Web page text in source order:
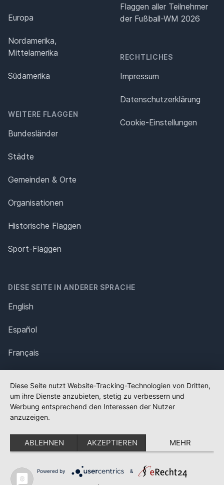
Europa
Nordamerika,
Mittelamerika
Südamerika
WEITERE FLAGGEN
Bundesländer
Städte
Gemeinden & Orte
Organisationen
Historische Flaggen
Sport-Flaggen
Flaggen aller Teilnehmer
der Fußball-WM 2026
RECHTLICHES
Impressum
Datenschutz­erklärung
Cookie-Einstellungen
DIESE SEITE IN ANDERER SPRACHE
English
Español
Français
Polska
Português
Nederlands
Svenska
Diese Seite nutzt Website-Tracking-Technologien von Dritten,
um ihre Dienste anzubieten, stetig zu verbessern und
Werbung entsprechend den Interessen der Nutzer
anzuzeigen.
ABLEHNEN AKZEPTIEREN MEHR
Powered by &